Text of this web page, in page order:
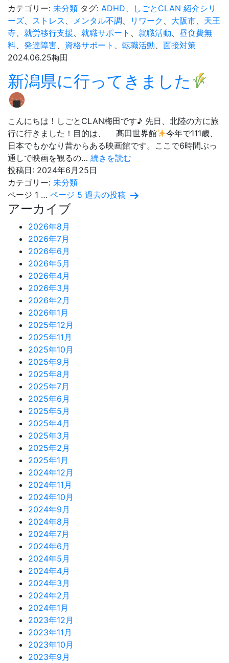
い
ま
す！
に
つ
い
て
知
う！！
カテゴリー: 未分類 タグ: ADHD、
しごとCLAN 紹介シリ
ーズ、 ストレス 、 メンタル不調、 リワーク 、 大阪市、 天王
寺、 就労移行支援、 就職サポート 、 就職活動、 昼食費無
料、 発達障害、 資格サポート 、 転職活動、 面接対策
2024.06.25梅田
新潟県に行ってきました
こんにちは！しごとCLAN梅田です♪ 先日、北陸の方に旅
行に行きました！目的は、 髙田世界館
今年で111歳、
日本でもかなり昔からある映画館です。ここで6時間ぶっ
通しで映画を観るの… 続きを読む
に
投稿日: 2024年6月25日
カテゴリー: 未分類
投
稿
の
ペ
ー
ジ
送
り
ページ 1 … ページ 5 過去の投稿
アーカイブ
2026年8月
2026年7月
2026年6月
2026年5月
2026年4月
2026年3月
2026年2月
2026年1月
2025年12月
2025年11月
2025年10月
2025年9月
2025年8月
2025年7月
2025年6月
2025年5月
2025年4月
2025年3月
2025年2月
2025年1月
2024年12月
2024年11月
2024年10月
2024年9月
2024年8月
2024年7月
2024年6月
2024年5月
2024年4月
2024年3月
2024年2月
2024年1月
2023年12月
2023年11月
2023年10月
2023年9月